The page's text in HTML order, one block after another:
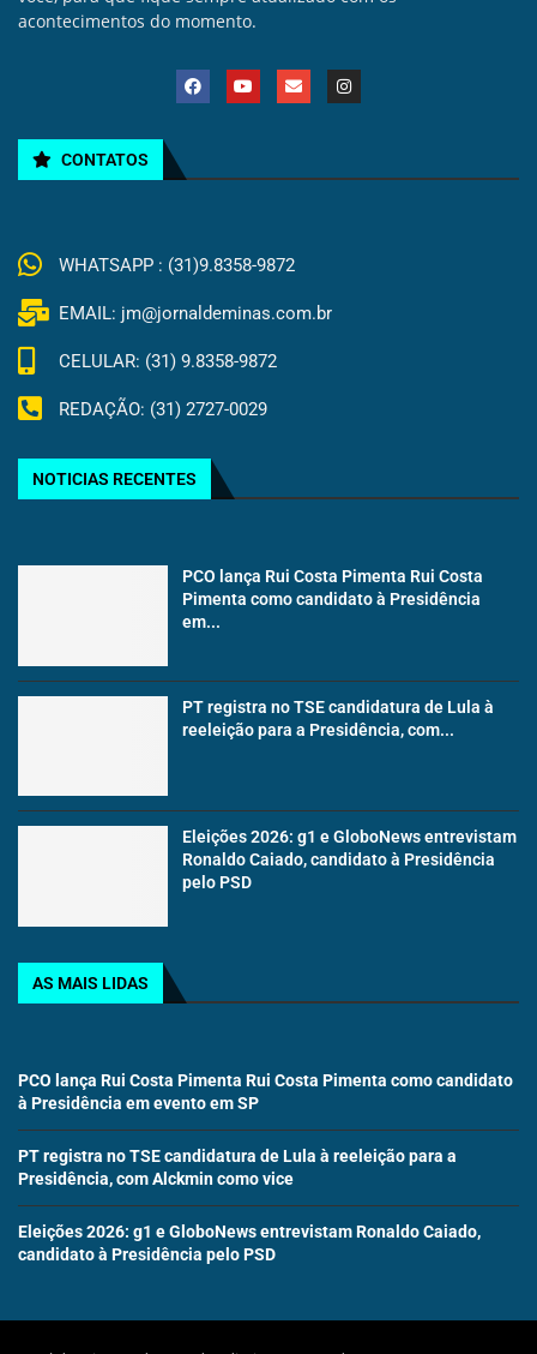
acontecimentos do momento.
CONTATOS
WHATSAPP : (31)9.8358-9872
EMAIL: jm@jornaldeminas.com.br
CELULAR: (31) 9.8358-9872
REDAÇÃO: (31) 2727-0029
NOTICIAS RECENTES
PCO lança Rui Costa Pimenta Rui Costa
Pimenta como candidato à Presidência
em...
PT registra no TSE candidatura de Lula à
reeleição para a Presidência, com...
Eleições 2026: g1 e GloboNews entrevistam
Ronaldo Caiado, candidato à Presidência
pelo PSD
AS MAIS LIDAS
PCO lança Rui Costa Pimenta Rui Costa Pimenta como candidato
à Presidência em evento em SP
PT registra no TSE candidatura de Lula à reeleição para a
Presidência, com Alckmin como vice
Eleições 2026: g1 e GloboNews entrevistam Ronaldo Caiado,
candidato à Presidência pelo PSD